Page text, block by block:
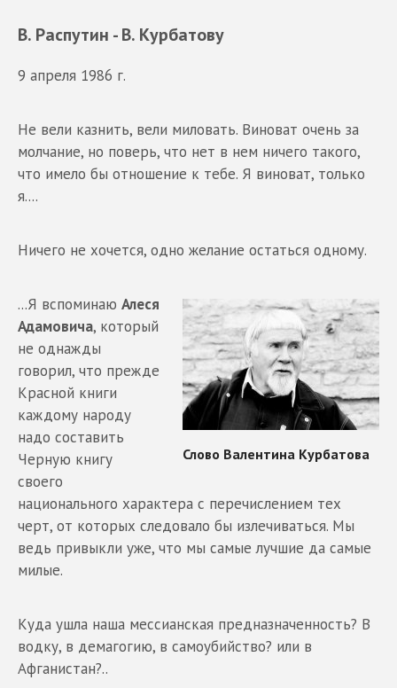
В. Распутин - В. Курбатову
9 апреля 1986 г.
Не вели казнить, вели миловать. Виноват очень за
молчание, но поверь, что нет в нем ничего такого,
что имело бы отношение к тебе. Я виноват, только
я....
Ничего не хочется, одно желание остаться одному.
...Я вспоминаю Алеся
Адамовича, который
не однажды
говорил, что прежде
Красной книги
каждому народу
надо составить
Черную книгу
своего
национального характера с перечислением тех
черт, от которых следовало бы излечиваться. Мы
ведь привыкли уже, что мы самые лучшие да самые
милые.
Куда ушла наша мессианская предназначенность? В
водку, в демагогию, в самоубийство? или в
Афганистан?..